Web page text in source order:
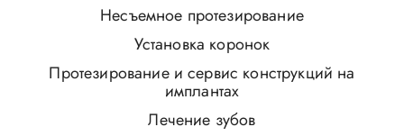
Несъемное протезирование
Установка коронок
Протезирование и сервис конструкций на
имплантах
Лечение зубов